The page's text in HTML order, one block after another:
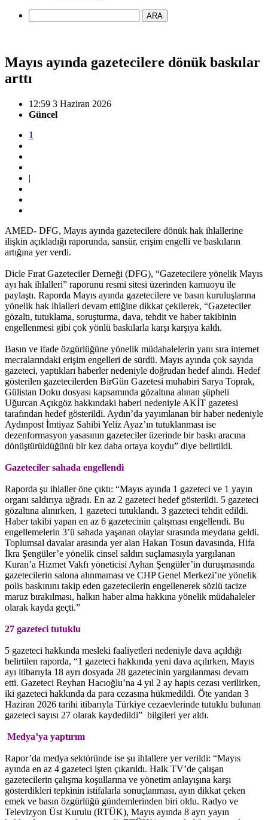
ARA
Mayıs ayında gazetecilere dönük baskılar
arttı
12:59 3 Haziran 2026
Güncel
1
|
AMED- DFG, Mayıs ayında gazetecilere dönük hak ihlallerine
ilişkin açıkladığı raporunda, sansür, erişim engelli ve baskıların
artığına yer verdi.
Dicle Fırat Gazeteciler Derneği (DFG), “Gazetecilere yönelik Mayıs
ayı hak ihlalleri” raporunu resmi sitesi üzerinden kamuoyu ile
paylaştı. Raporda Mayıs ayında gazetecilere ve basın kuruluşlarına
yönelik hak ihlalleri devam ettiğine dikkat çekilerek, “Gazeteciler
gözaltı, tutuklama, soruşturma, dava, tehdit ve haber takibinin
engellenmesi gibi çok yönlü baskılarla karşı karşıya kaldı.
Basın ve ifade özgürlüğüne yönelik müdahalelerin yanı sıra internet
mecralarındaki erişim engelleri de sürdü. Mayıs ayında çok sayıda
gazeteci, yaptıkları haberler nedeniyle doğrudan hedef alındı. Hedef
gösterilen gazetecilerden BirGün Gazetesi muhabiri Sarya Toprak,
Gülistan Doku dosyası kapsamında gözaltına alınan şüpheli
Uğurcan Açıkgöz hakkındaki haberi nedeniyle AKİT gazetesi
tarafından hedef gösterildi. Aydın’da yayımlanan bir haber nedeniyle
Aydınpost İmtiyaz Sahibi Yeliz Ayaz’ın tutuklanması ise
dezenformasyon yasasının gazeteciler üzerinde bir baskı aracına
dönüştürüldüğünü bir kez daha ortaya koydu” diye belirtildi.
Gazeteciler sahada engellendi
Raporda şu ihlaller öne çıktı: “Mayıs ayında 1 gazeteci ve 1 yayın
organı saldırıya uğradı. En az 2 gazeteci hedef gösterildi. 5 gazeteci
gözaltına alınırken, 1 gazeteci tutuklandı. 3 gazeteci tehdit edildi.
Haber takibi yapan en az 6 gazetecinin çalışması engellendi. Bu
engellemelerin 3’ü sahada yaşanan olaylar sırasında meydana geldi.
Toplumsal davalar arasında yer alan Hakan Tosun davasında, Hifa
İkra Şengüler’e yönelik cinsel saldırı suçlamasıyla yargılanan
Kuran’a Hizmet Vakfı yöneticisi Ayhan Şengüler’in duruşmasında
gazetecilerin salona alınmaması ve CHP Genel Merkezi’ne yönelik
polis baskınını takip eden gazetecilerin engellenerek sözlü tacize
maruz bırakılması, halkın haber alma hakkına yönelik müdahaleler
olarak kayda geçti.”
27 gazeteci tutuklu
5 gazeteci hakkında mesleki faaliyetleri nedeniyle dava açıldığı
belirtilen raporda, “1 gazeteci hakkında yeni dava açılırken, Mayıs
ayı itibarıyla 18 ayrı dosyada 28 gazetecinin yargılanması devam
etti. Gazeteci Reyhan Hacıoğlu’na 4 yıl 2 ay hapis cezası verilirken,
iki gazeteci hakkında da para cezasına hükmedildi. Öte yandan 3
Haziran 2026 tarihi itibarıyla Türkiye cezaevlerinde tutuklu bulunan
gazeteci sayısı 27 olarak kaydedildi” bilgileri yer aldı.
Medya’ya yaptırım
Rapor’da medya sektöründe ise şu ihlallere yer verildi: “Mayıs
ayında en az 4 gazeteci işten çıkarıldı. Halk TV’de çalışan
gazetecilerin çalışma koşullarına ve yönetim anlayışına karşı
gösterdikleri tepkinin istifalarla sonuçlanması, ayın dikkat çeken
emek ve basın özgürlüğü gündemlerinden biri oldu. Radyo ve
Televizyon Üst Kurulu (RTÜK), Mayıs ayında 8 ayrı yayın